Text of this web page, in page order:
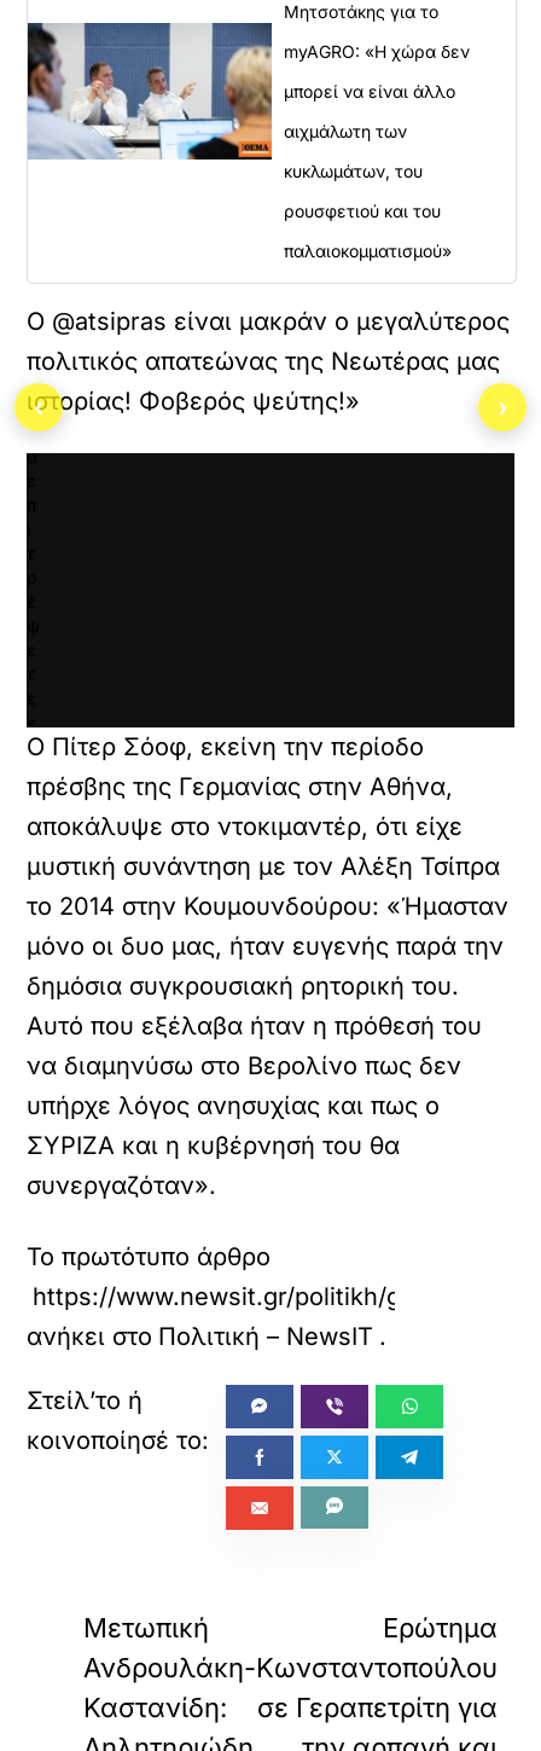
Μητσοτάκης για το
myAGRO: «Η χώρα δεν
μπορεί να είναι άλλο
αιχμάλωτη των
κυκλωμάτων, του
ρουσφετιού και του
παλαιοκομματισμού»
Ο @atsipras είναι μακράν ο μεγαλύτερος
πολιτικός απατεώνας της Νεωτέρας μας
ιστορίας! Φοβερός ψεύτης!»
Κ
ά
λ
ι
κ
γ
ι
α
ν
α
α
ν
α
φ
ο
τ
ώ
σ
ε
τ
ε
α
τ
ό
τ
ο
σ
μ
τ
μ
ν
Ο Πίτερ Σόοφ, εκείνη την περίοδο
πρέσβης της Γερμανίας στην Αθήνα,
αποκάλυψε στο ντοκιμαντέρ, ότι είχε
μυστική συνάντηση με τον Αλέξη Τσίπρα
το 2014 στην Κουμουνδούρου: «Ήμασταν
μόνο οι δυο μας, ήταν ευγενής παρά την
δημόσια συγκρουσιακή ρητορική του.
Αυτό που εξέλαβα ήταν η πρόθεσή του
να διαμηνύσω στο Βερολίνο πως δεν
υπήρχε λόγος ανησυχίας και πως ο
ΣΥΡΙΖΑ και η κυβέρνησή του θα
συνεργαζόταν».
Το πρωτότυπο άρθρο
https://www.newsit.gr/politikh/georgiadis-
ανήκει στο Πολιτική – NewsIT .
Μετωπική
Ανδρουλάκη-
Καστανίδη:
Ερώτημα
Κωνσταντοπούλου
σε Γεραπετρίτη για
‹ ›